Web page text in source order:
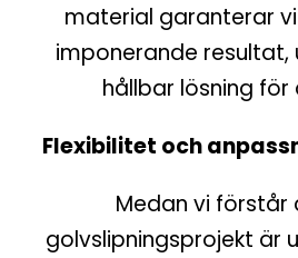
material garanterar
imponerande resultat,
hållbar lösning för
Flexibilitet och
Medan vi förstår
golvslipningsprojekt är